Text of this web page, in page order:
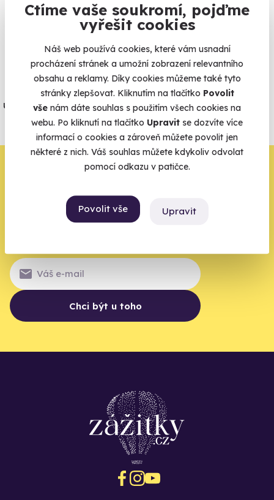
Ctíme vaše soukromí, pojďme
vyřešit cookies
Náš web používá cookies, které vám usnadní
procházení stránek a umožní zobrazení relevantního
obsahu a reklamy. Díky cookies můžeme také tyto
stránky zlepšovat. Kliknutím na tlačítko Povolit
vše nám dáte souhlas s použitím všech cookies na
webu. Po kliknutí na tlačítko Upravit se dozvíte více
informací o cookies a zároveň můžete povolit jen
některé z nich. Váš souhlas můžete kdykoliv odvolat
pomocí odkazu v patičce.
Povolit vše Upravit
Zobraz ohlasy
Vše umíme pojistit
Jeden nikdy neví. Máme nejvyšší
úrazové pojištění z nabídky zážitkových
agentur.
Vše o pojištění
Zbývá jeden krok,
zbytek zařídíme my
Váš e-mail je vstupenka do světa, kde se žije naplno. Pojďte
Chci být u toho